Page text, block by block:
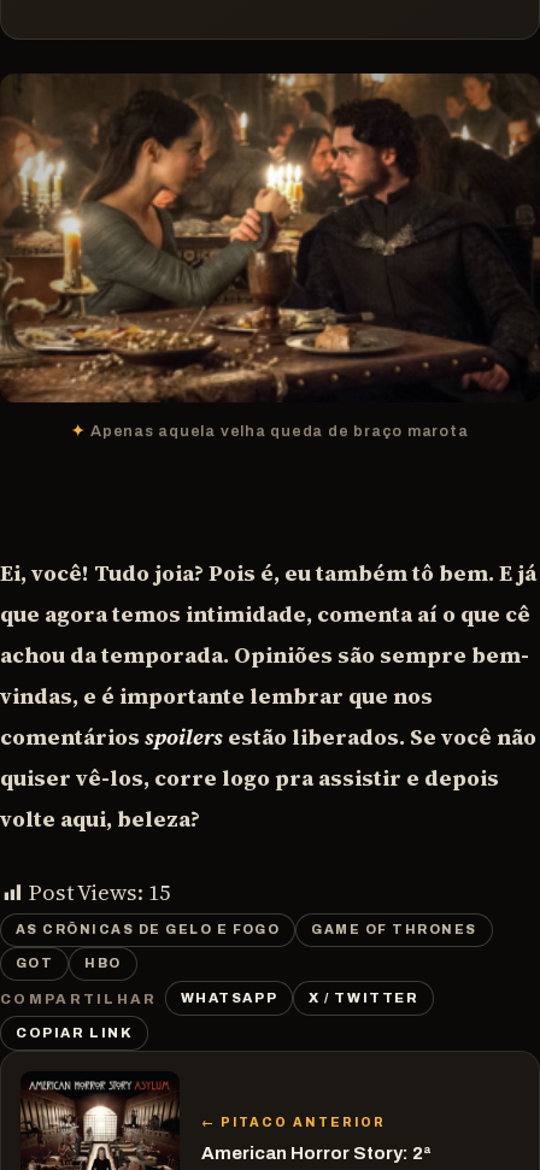
Apenas aquela velha queda de braço marota
Ei, você! Tudo joia? Pois é, eu também tô bem. E já
que agora temos intimidade, comenta aí o que cê
achou da temporada. Opiniões são sempre bem-
vindas, e é importante lembrar que nos
comentários spoilers estão liberados. Se você não
quiser vê-los, corre logo pra assistir e depois
volte aqui, beleza?
Post Views: 15
AS CRÔNICAS DE GELO E FOGO GAME OF THRONES
GOT HBO
COMPARTILHAR WHATSAPP X / TWITTER
COPIAR LINK
← PITACO ANTERIOR
American Horror Story: 2ª